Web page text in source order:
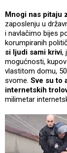
Mnogi nas pitaju
zaposlenju u
i navlačimo bijes
korumpiranih
si ljudi sami krivi,
mogućnosti,
vlastitom domu,
svome. Sve su to
internetskih
milimetar